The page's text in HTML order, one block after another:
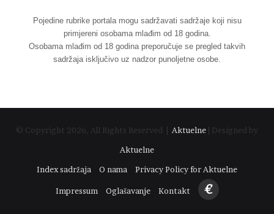
Pojedine rubrike portala mogu sadržavati sadržaje koji nisu
primjereni osobama mlađim od 18 godina.
Osobama mlađim od 18 godina preporučuje se pregled takvih
sadržaja isključivo uz nadzor punoljetne osobe.
© Copyright 2026, All Rights Reserved | Aktuelne | Designed by
Aktuelne
Index sadržaja
O nama Privacy Policy for Aktuelne
Impressum Oglašavanje Kontakt €